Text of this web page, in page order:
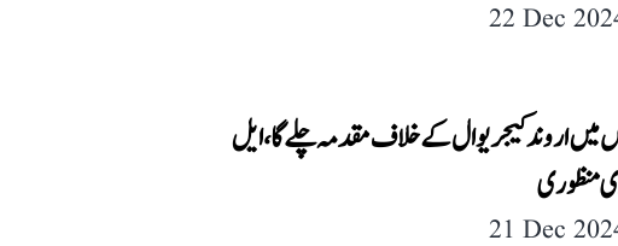
22 Dec
میں اروند کیجریوال کے خلاف مقدمہ چلے گا، ایل
منظوری
21 Dec